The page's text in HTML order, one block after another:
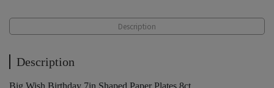
Description
Description
Big Wish Birthday 7in Shaped Paper Plates 8ct